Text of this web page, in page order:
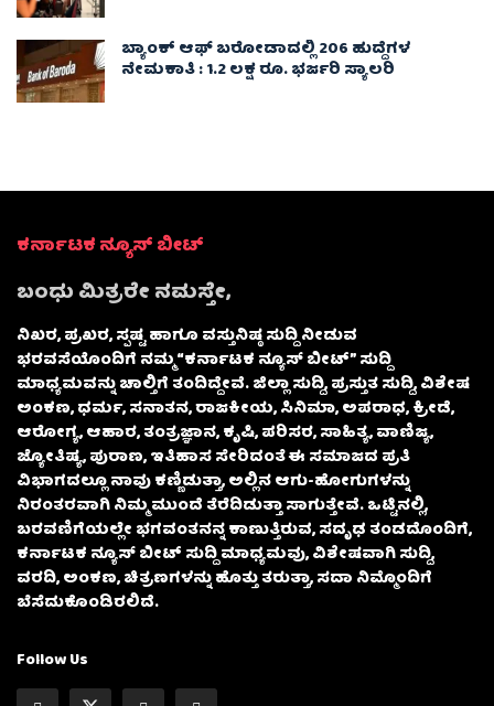
ಬ್ಯಾಂಕ್ ಆಫ್ ಬರೋಡಾದಲ್ಲಿ 206 ಹುದ್ದೆಗಳ
ನೇಮಕಾತಿ : 1.2 ಲಕ್ಷ ರೂ. ಭರ್ಜರಿ ಸ್ಯಾಲರಿ
ಕರ್ನಾಟಕ ನ್ಯೂಸ್ ಬೀಟ್
ಬಂಧು ಮಿತ್ರರೇ ನಮಸ್ತೇ,
ನಿಖರ, ಪ್ರಖರ, ಸ್ಪಷ್ಟ ಹಾಗೂ ವಸ್ತುನಿಷ್ಠ ಸುದ್ದಿ ನೀಡುವ
ಭರವಸೆಯೊಂದಿಗೆ ನಮ್ಮ “ಕರ್ನಾಟಕ ನ್ಯೂಸ್ ಬೀಟ್” ಸುದ್ದಿ
ಮಾಧ್ಯಮವನ್ನು ಚಾಲ್ತಿಗೆ ತಂದಿದ್ದೇವೆ. ಜಿಲ್ಲಾ ಸುದ್ದಿ, ಪ್ರಸ್ತುತ ಸುದ್ದಿ, ವಿಶೇಷ
ಅಂಕಣ, ಧರ್ಮ, ಸನಾತನ, ರಾಜಕೀಯ, ಸಿನಿಮಾ, ಅಪರಾಧ, ಕ್ರೀಡೆ,
ಆರೋಗ್ಯ, ಆಹಾರ, ತಂತ್ರಜ್ಞಾನ, ಕೃಷಿ, ಪರಿಸರ, ಸಾಹಿತ್ಯ, ವಾಣಿಜ್ಯ,
ಜ್ಯೋತಿಷ್ಯ, ಪುರಾಣ, ಇತಿಹಾಸ ಸೇರಿದಂತೆ ಈ ಸಮಾಜದ ಪ್ರತಿ
ವಿಭಾಗದಲ್ಲೂ ನಾವು ಕಣ್ಣಿಡುತ್ತಾ, ಅಲ್ಲಿನ ಆಗು-ಹೋಗುಗಳನ್ನು
ನಿರಂತರವಾಗಿ ನಿಮ್ಮ ಮುಂದೆ ತೆರೆದಿಡುತ್ತಾ ಸಾಗುತ್ತೇವೆ. ಒಟ್ಟಿನಲ್ಲಿ,
ಬರವಣಿಗೆಯಲ್ಲೇ ಭಗವಂತನನ್ನ ಕಾಣುತ್ತಿರುವ, ಸದೃಢ ತಂಡದೊಂದಿಗೆ,
ಕರ್ನಾಟಕ ನ್ಯೂಸ್ ಬೀಟ್ ಸುದ್ದಿ ಮಾಧ್ಯಮವು, ವಿಶೇಷವಾಗಿ ಸುದ್ದಿ,
ವರದಿ, ಅಂಕಣ, ಚಿತ್ರಣಗಳನ್ನು ಹೊತ್ತು ತರುತ್ತಾ, ಸದಾ ನಿಮ್ಮೊಂದಿಗೆ
ಬೆಸೆದುಕೊಂಡಿರಲಿದೆ.
Follow Us